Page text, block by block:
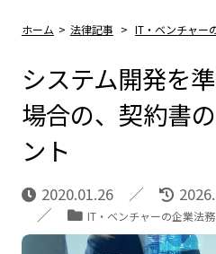
ホーム > 法律記事 > IT・ベンチャー
システム開発を
場合の、契約書
ント
2020.01.26
IT・ベンチャーの企業法務